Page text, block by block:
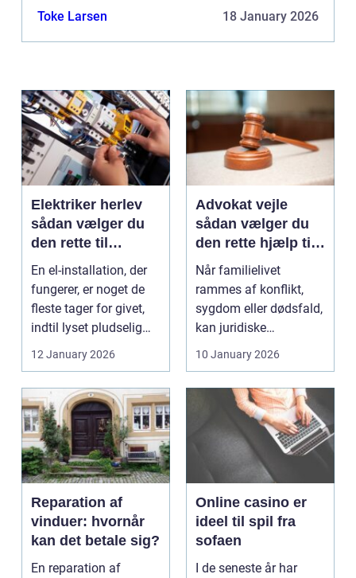
område som kaldes Syv Sogn. Byens klejne
Toke Larsen 18 January 2026
Elektriker herlev
sådan vælger du
den rette til
opgaven
En el-installation, der
fungerer, er noget de
fleste tager for givet,
indtil lyset pludselig
går, el...
12 January 2026
Advokat vejle
sådan vælger du
den rette hjælp til
familien
Når familielivet
rammes af konflikt,
sygdom eller dødsfald,
kan juridiske
spørgsmål hurtigt
vokse si...
10 January 2026
Reparation af
vinduer: hvornår
kan det betale sig?
En reparation af
Online casino er
ideel til spil fra
sofaen
I de seneste år har